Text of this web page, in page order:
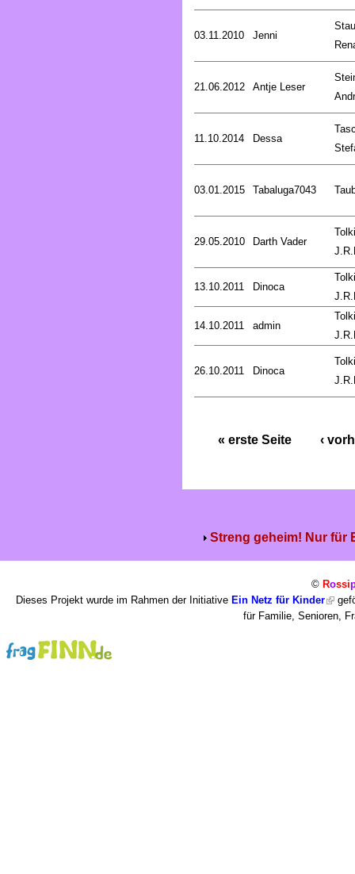
03.11.2010 Jenni
21.06.2012 Antje Leser
11.10.2014 Dessa
03.01.2015 Tabaluga7043
29.05.2010 Darth Vader
13.10.2011 Dinoca
14.10.2011 admin
26.10.2011 Dinoca
« erste Seite ‹
Streng geheim! Nur für
© Rossi
Dieses Projekt wurde im Rahmen der Initiative Ein Netz für Kinder
für Familie, Senioren,